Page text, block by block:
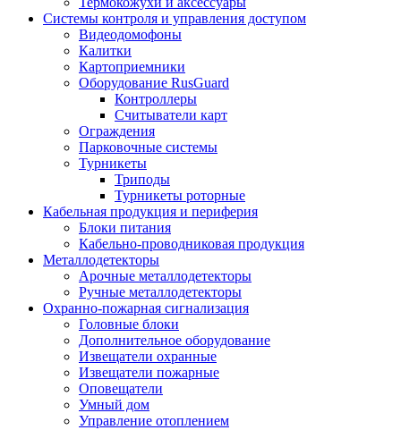
Системы контроля и управления доступом
Видеодомофоны
Калитки
Картоприемники
Оборудование RusGuard
Контроллеры
Считыватели карт
Ограждения
Парковочные системы
Турникеты
Триподы
Турникеты роторные
Кабельная продукция и периферия
Блоки питания
Кабельно-проводниковая продукция
Металлодетекторы
Арочные металлодетекторы
Ручные металлодетекторы
Охранно-пожарная сигнализация
Головные блоки
Дополнительное оборудование
Извещатели охранные
Извещатели пожарные
Оповещатели
Умный дом
Управление отоплением